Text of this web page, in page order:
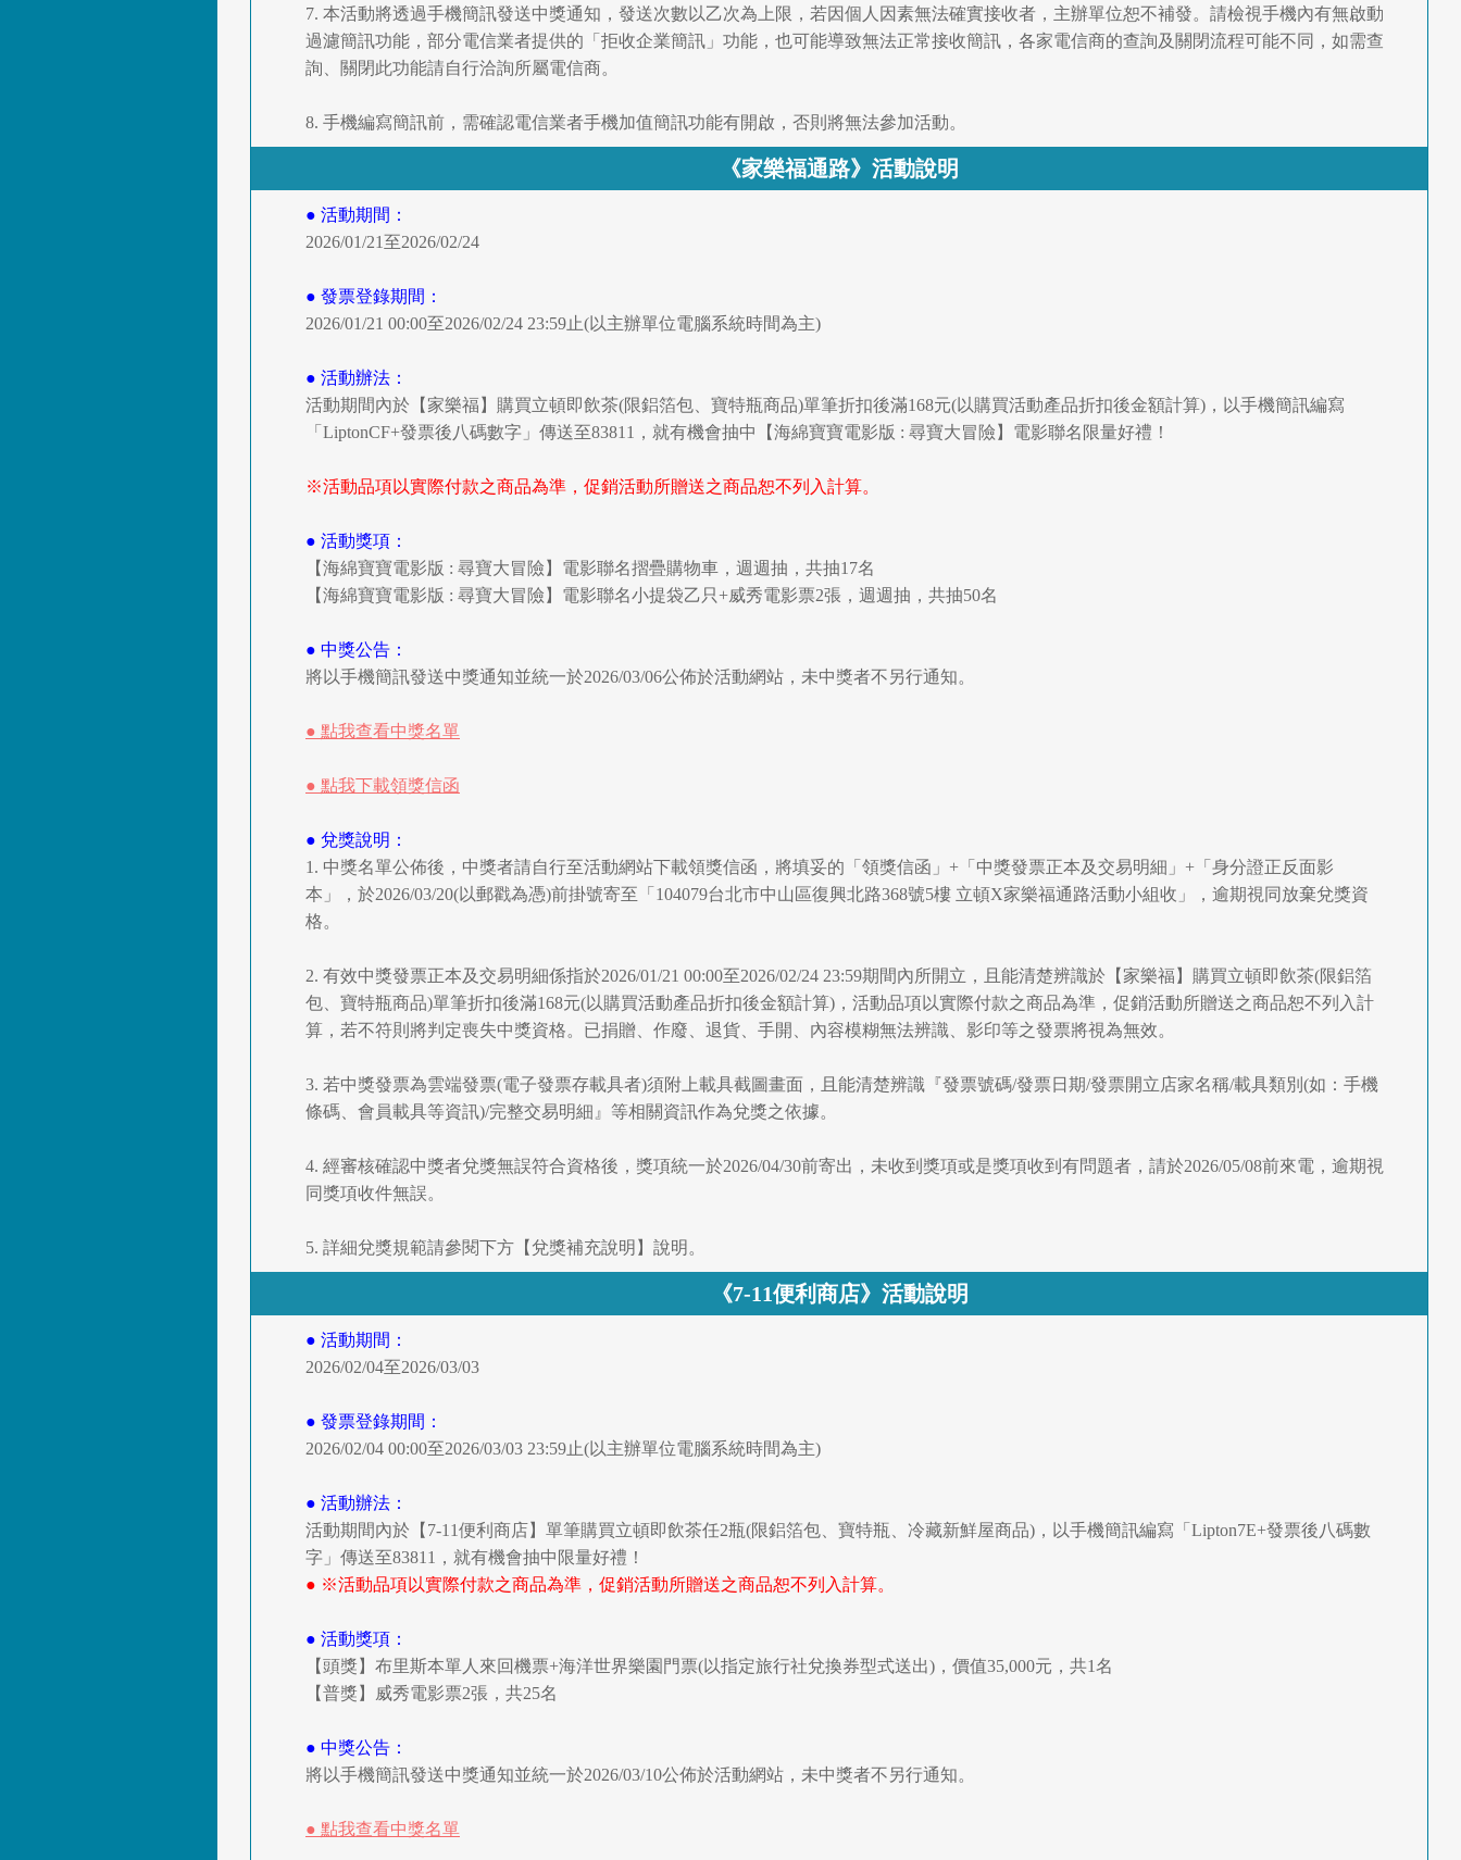
7. 本活動將透過手機簡訊發送中獎通知，發送次數以乙次為上限，若因個人因素無法確實接收者，主辦單位恕不補發。請檢視手機內有無啟動
過濾簡訊功能，部分電信業者提供的「拒收企業簡訊」功能，也可能導致無法正常接收簡訊，各家電信商的查詢及關閉流程可能不同，如需查
詢、關閉此功能請自行洽詢所屬電信商。
8. 手機編寫簡訊前，需確認電信業者手機加值簡訊功能有開啟，否則將無法參加活動。
《家樂福通路》活動說明
● 活動期間：
2026/01/21至2026/02/24
● 發票登錄期間：
2026/01/21 00:00至2026/02/24 23:59止(以主辦單位電腦系統時間為主)
● 活動辦法：
活動期間內於【家樂福】購買立頓即飲茶(限鋁箔包、寶特瓶商品)單筆折扣後滿168元(以購買活動產品折扣後金額計算)，以手機簡訊編寫
「LiptonCF+發票後八碼數字」傳送至83811，就有機會抽中【海綿寶寶電影版 : 尋寶大冒險】電影聯名限量好禮！
※活動品項以實際付款之商品為準，促銷活動所贈送之商品恕不列入計算。
● 活動獎項：
【海綿寶寶電影版 : 尋寶大冒險】電影聯名摺疊購物車，週週抽，共抽17名
【海綿寶寶電影版 : 尋寶大冒險】電影聯名小提袋乙只+威秀電影票2張，週週抽，共抽50名
● 中獎公告：
將以手機簡訊發送中獎通知並統一於2026/03/06公佈於活動網站，未中獎者不另行通知。
● 點我查看中獎名單
● 點我下載領獎信函
● 兌獎說明：
1. 中獎名單公佈後，中獎者請自行至活動網站下載領獎信函，將填妥的「領獎信函」+「中獎發票正本及交易明細」+「身分證正反面影
本」，於2026/03/20(以郵戳為憑)前掛號寄至「104079台北市中山區復興北路368號5樓 立頓X家樂福通路活動小組收」，逾期視同放棄兌獎資
格。
2. 有效中獎發票正本及交易明細係指於2026/01/21 00:00至2026/02/24 23:59期間內所開立，且能清楚辨識於【家樂福】購買立頓即飲茶(限鋁箔
包、寶特瓶商品)單筆折扣後滿168元(以購買活動產品折扣後金額計算)，活動品項以實際付款之商品為準，促銷活動所贈送之商品恕不列入計
算，若不符則將判定喪失中獎資格。已捐贈、作廢、退貨、手開、內容模糊無法辨識、影印等之發票將視為無效。
3. 若中獎發票為雲端發票(電子發票存載具者)須附上載具截圖畫面，且能清楚辨識『發票號碼/發票日期/發票開立店家名稱/載具類別(如：手機
條碼、會員載具等資訊)/完整交易明細』等相關資訊作為兌獎之依據。
4. 經審核確認中獎者兌獎無誤符合資格後，獎項統一於2026/04/30前寄出，未收到獎項或是獎項收到有問題者，請於2026/05/08前來電，逾期視
同獎項收件無誤。
5. 詳細兌獎規範請參閱下方【兌獎補充說明】說明。
《7-11便利商店》活動說明
● 活動期間：
2026/02/04至2026/03/03
● 發票登錄期間：
2026/02/04 00:00至2026/03/03 23:59止(以主辦單位電腦系統時間為主)
● 活動辦法：
活動期間內於【7-11便利商店】單筆購買立頓即飲茶任2瓶(限鋁箔包、寶特瓶、冷藏新鮮屋商品)，以手機簡訊編寫「Lipton7E+發票後八碼數
字」傳送至83811，就有機會抽中限量好禮！
● ※活動品項以實際付款之商品為準，促銷活動所贈送之商品恕不列入計算。
● 活動獎項：
【頭獎】布里斯本單人來回機票+海洋世界樂園門票(以指定旅行社兌換券型式送出)，價值35,000元，共1名
【普獎】威秀電影票2張，共25名
● 中獎公告：
將以手機簡訊發送中獎通知並統一於2026/03/10公佈於活動網站，未中獎者不另行通知。
● 點我查看中獎名單